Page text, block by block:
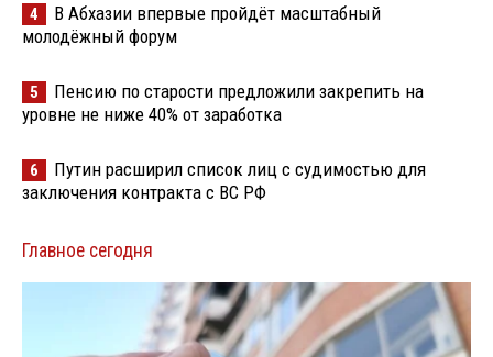
4
В Абхазии впервые пройдёт масштабный
молодёжный форум
5
Пенсию по старости предложили закрепить на
уровне не ниже 40% от заработка
6
Путин расширил список лиц с судимостью для
заключения контракта с ВС РФ
Главное сегодня